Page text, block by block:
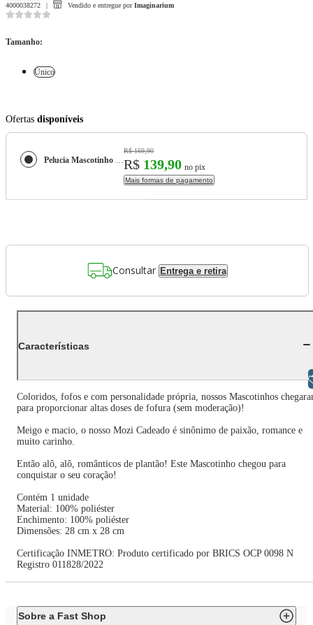
4000038272 Vendido e entregue por Imaginarium
Tamanho:
Único
Ofertas disponíveis
Pelucia Mascotinho Mozi Cadeado 30CM
R$ 169,90
R$ 139,90 no pix
Mais formas de pagamento
Consultar Entrega e retira
Características
Coloridos, fofos e com personalidade própria, nossos Mascotinhos
para proporcionar altas doses de fofura (sem moderação)!
Meigo e macio, o nosso Mozi Cadeado é sinônimo de paixão, romance e
muito carinho.
Então alô, alô, românticos de plantão! Este Mascotinho chegou para
conquistar o seu coração!
Contém 1 unidade
Material: 100% poliéster
Enchimento: 100% poliéster
Dimensões: 28 cm x 28 cm
Certificação INMETRO: Produto certificado por BRICS OCP 0098 N
Registro 011828/2022
Sobre a Fast Shop
Libras